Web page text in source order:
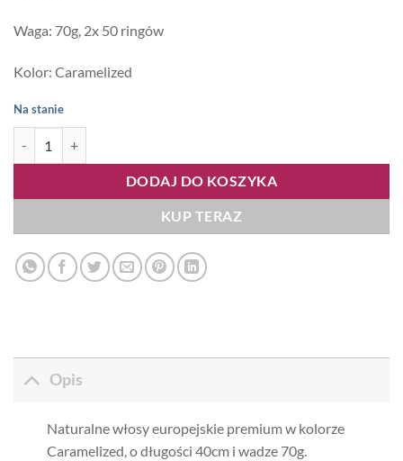
Waga: 70g, 2x 50 ringów
Kolor: Caramelized
Na stanie
DODAJ DO KOSZYKA
KUP TERAZ
Opis
Naturalne włosy europejskie premium w kolorze
Caramelized, o długości 40cm i wadze 70g.